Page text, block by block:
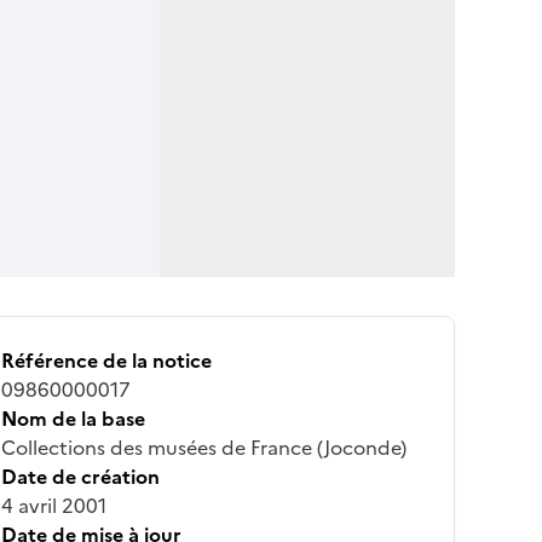
Référence de la notice
09860000017
Nom de la base
Collections des musées de France (Joconde)
Date de création
4 avril 2001
Date de mise à jour